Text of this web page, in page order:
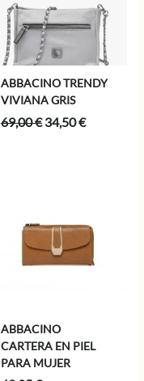
ABBACINO TRENDY
VIVIANA GRIS
69,00€ El
34,50€El
ABBACINO
CARTERA EN PIEL
PARA MUJER